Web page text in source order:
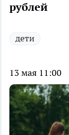
рублей
дети
13 мая 11:00